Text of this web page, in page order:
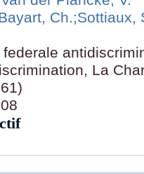
Ch.;Sottiaux,
federale
La